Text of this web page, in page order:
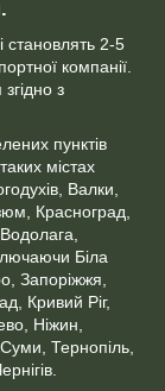
становлять 2-5
компанії.
з
пунктів
містах
Валки,
Красноград,
Біла
Запоріжжя,
Кривий Ріг,
Ніжин,
Тернопіль,